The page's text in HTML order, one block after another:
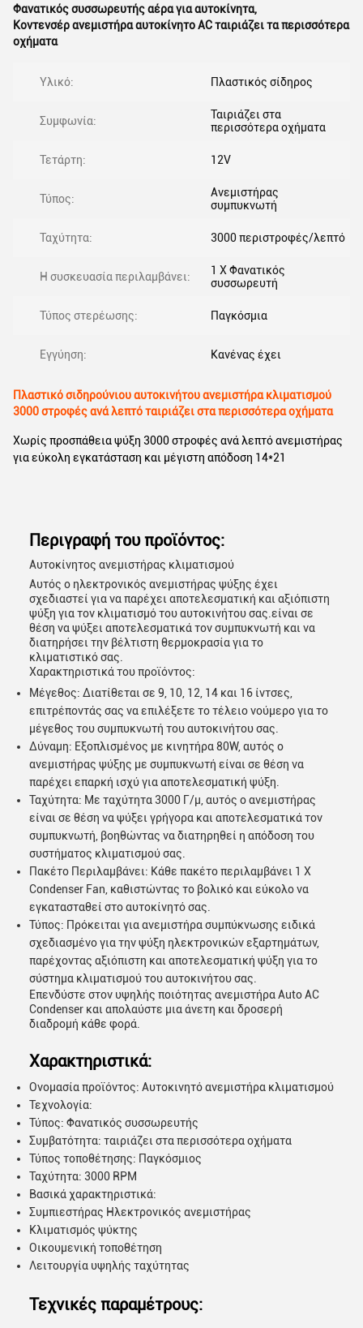
Φανατικός συσσωρευτής αέρα για αυτοκίνητα,
Κοντενσέρ ανεμιστήρα αυτοκίνητο AC ταιριάζει τα περισσότερα
οχήματα
Υλικό: Πλαστικός σίδηρος
Συμφωνία:
Ταιριάζει στα
περισσότερα οχήματα
Τετάρτη: 12V
Τύπος:
Ανεμιστήρας
συμπυκνωτή
Ταχύτητα: 3000 περιστροφές/λεπτό
Η συσκευασία περιλαμβάνει:
1 X Φανατικός
συσσωρευτή
Τύπος στερέωσης: Παγκόσμια
Εγγύηση: Κανένας έχει
Πλαστικό σιδηρούνιου αυτοκινήτου ανεμιστήρα κλιματισμού
3000 στροφές ανά λεπτό ταιριάζει στα περισσότερα οχήματα
Χωρίς προσπάθεια ψύξη 3000 στροφές ανά λεπτό ανεμιστήρας
για εύκολη εγκατάσταση και μέγιστη απόδοση 14*21
Περιγραφή του προϊόντος:
Αυτοκίνητος ανεμιστήρας κλιματισμού
Αυτός ο ηλεκτρονικός ανεμιστήρας ψύξης έχει
σχεδιαστεί για να παρέχει αποτελεσματική και αξιόπιστη
ψύξη για τον κλιματισμό του αυτοκινήτου σας.είναι σε
θέση να ψύξει αποτελεσματικά τον συμπυκνωτή και να
διατηρήσει την βέλτιστη θερμοκρασία για το
κλιματιστικό σας.
Χαρακτηριστικά του προϊόντος:
Μέγεθος: Διατίθεται σε 9, 10, 12, 14 και 16 ίντσες,
επιτρέποντάς σας να επιλέξετε το τέλειο νούμερο για το
μέγεθος του συμπυκνωτή του αυτοκινήτου σας.
Δύναμη: Εξοπλισμένος με κινητήρα 80W, αυτός ο
ανεμιστήρας ψύξης με συμπυκνωτή είναι σε θέση να
παρέχει επαρκή ισχύ για αποτελεσματική ψύξη.
Ταχύτητα: Με ταχύτητα 3000 Γ/μ, αυτός ο ανεμιστήρας
είναι σε θέση να ψύξει γρήγορα και αποτελεσματικά τον
συμπυκνωτή, βοηθώντας να διατηρηθεί η απόδοση του
συστήματος κλιματισμού σας.
Πακέτο Περιλαμβάνει: Κάθε πακέτο περιλαμβάνει 1 X
Condenser Fan, καθιστώντας το βολικό και εύκολο να
εγκατασταθεί στο αυτοκίνητό σας.
Τύπος: Πρόκειται για ανεμιστήρα συμπύκνωσης ειδικά
σχεδιασμένο για την ψύξη ηλεκτρονικών εξαρτημάτων,
παρέχοντας αξιόπιστη και αποτελεσματική ψύξη για το
σύστημα κλιματισμού του αυτοκινήτου σας.
Επενδύστε στον υψηλής ποιότητας ανεμιστήρα Auto AC
Condenser και απολαύστε μια άνετη και δροσερή
διαδρομή κάθε φορά.
Χαρακτηριστικά:
Ονομασία προϊόντος: Αυτοκινητό ανεμιστήρα κλιματισμού
Τεχνολογία:
Τύπος: Φανατικός συσσωρευτής
Συμβατότητα: ταιριάζει στα περισσότερα οχήματα
Τύπος τοποθέτησης: Παγκόσμιος
Ταχύτητα: 3000 RPM
Βασικά χαρακτηριστικά:
Συμπιεστήρας Ηλεκτρονικός ανεμιστήρας
Κλιματισμός ψύκτης
Οικουμενική τοποθέτηση
Λειτουργία υψηλής ταχύτητας
Τεχνικές παραμέτρους: